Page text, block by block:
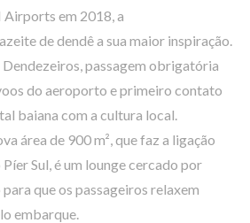
em 2018, a
de dendê a sua maior inspiração.
Dendezeiros, passagem obrigatória
do aeroporto e primeiro contato
baiana com a cultura local.
área de 900 m², que faz a ligação
Sul, é um lounge cercado por
que os passageiros relaxem
embarque.